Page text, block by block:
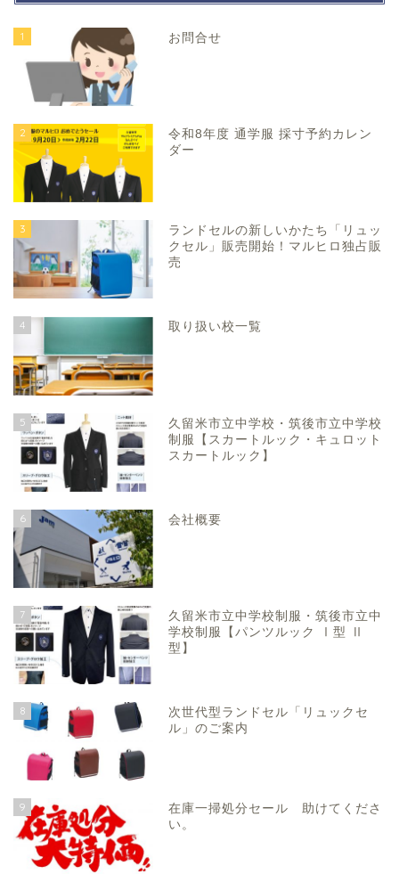
1 お問合せ
2
令和8年度 通学服 採寸予約カレン
ダー
3
ランドセルの新しいかたち「リュッ
クセル」販売開始！マルヒロ独占販
売
4 取り扱い校一覧
5
久留米市立中学校・筑後市立中学校
制服【スカートルック・キュロット
スカートルック】
6 会社概要
7
久留米市立中学校制服・筑後市立中
学校制服【パンツルック Ⅰ型 Ⅱ
型】
8
次世代型ランドセル「リュックセ
ル」のご案内
9
在庫一掃処分セール 助けてくださ
い。